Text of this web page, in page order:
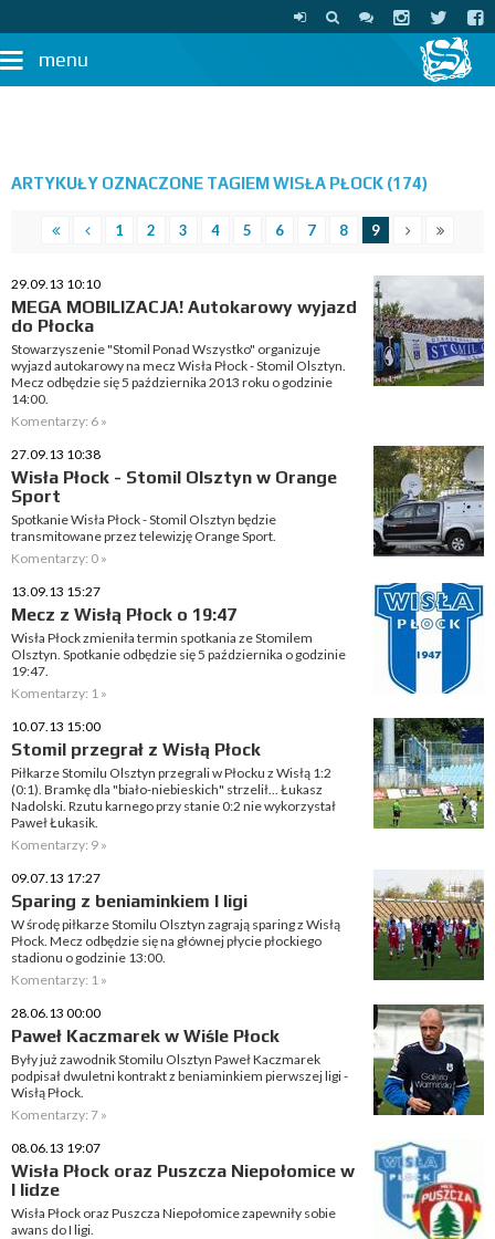
menu
ARTYKUŁY OZNACZONE TAGIEM WISŁA PŁOCK (174)
1 2 3 4 5 6 7 8 9
29.09.13 10:10
MEGA MOBILIZACJA! Autokarowy wyjazd
do Płocka
Stowarzyszenie "Stomil Ponad Wszystko" organizuje
wyjazd autokarowy na mecz Wisła Płock - Stomil Olsztyn.
Mecz odbędzie się 5 października 2013 roku o godzinie
14:00.
Komentarzy: 6 »
27.09.13 10:38
Wisła Płock - Stomil Olsztyn w Orange
Sport
Spotkanie Wisła Płock - Stomil Olsztyn będzie
transmitowane przez telewizję Orange Sport.
Komentarzy: 0 »
13.09.13 15:27
Mecz z Wisłą Płock o 19:47
Wisła Płock zmieniła termin spotkania ze Stomilem
Olsztyn. Spotkanie odbędzie się 5 października o godzinie
19:47.
Komentarzy: 1 »
10.07.13 15:00
Stomil przegrał z Wisłą Płock
Piłkarze Stomilu Olsztyn przegrali w Płocku z Wisłą 1:2
(0:1). Bramkę dla "biało-niebieskich" strzelił... Łukasz
Nadolski. Rzutu karnego przy stanie 0:2 nie wykorzystał
Paweł Łukasik.
Komentarzy: 9 »
09.07.13 17:27
Sparing z beniaminkiem I ligi
W środę piłkarze Stomilu Olsztyn zagrają sparing z Wisłą
Płock. Mecz odbędzie się na głównej płycie płockiego
stadionu o godzinie 13:00.
Komentarzy: 1 »
28.06.13 00:00
Paweł Kaczmarek w Wiśle Płock
Były już zawodnik Stomilu Olsztyn Paweł Kaczmarek
podpisał dwuletni kontrakt z beniaminkiem pierwszej ligi -
Wisłą Płock.
Komentarzy: 7 »
08.06.13 19:07
Wisła Płock oraz Puszcza Niepołomice w
I lidze
Wisła Płock oraz Puszcza Niepołomice zapewniły sobie
awans do I ligi.